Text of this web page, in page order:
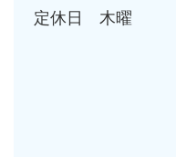
定休日 木曜